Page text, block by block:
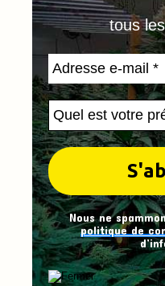
tous
Nous ne
politique de